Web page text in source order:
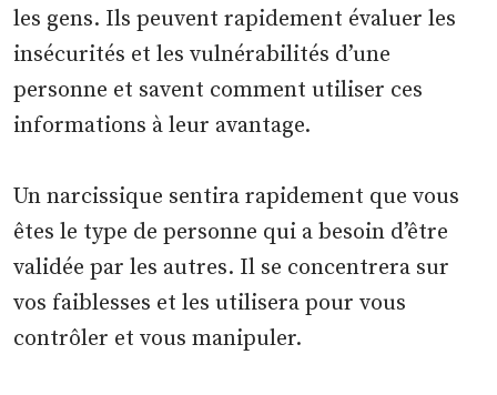
les gens. Ils peuvent rapidement évaluer les
insécurités et les vulnérabilités d’une
personne et savent comment utiliser ces
informations à leur avantage.
Un narcissique sentira rapidement que vous
êtes le type de personne qui a besoin d’être
validée par les autres. Il se concentrera sur
vos faiblesses et les utilisera pour vous
contrôler et vous manipuler.